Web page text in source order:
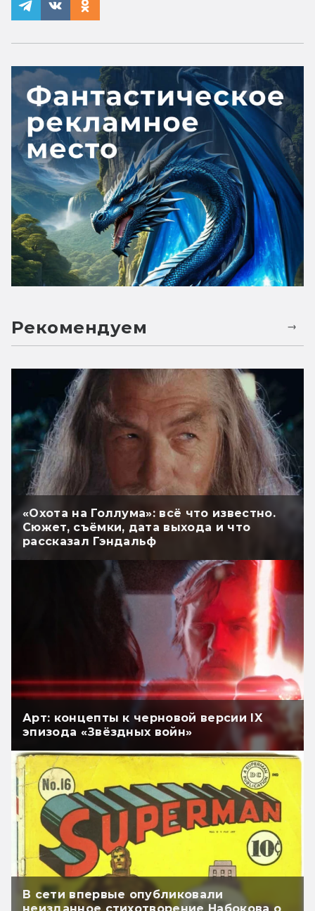
Рекомендуем
«Охота на Голлума»: всё что известно.
Сюжет, съёмки, дата выхода и что
рассказал Гэндальф
Арт: концепты к черновой версии IX
эпизода «Звёздных войн»
В сети впервые опубликовали